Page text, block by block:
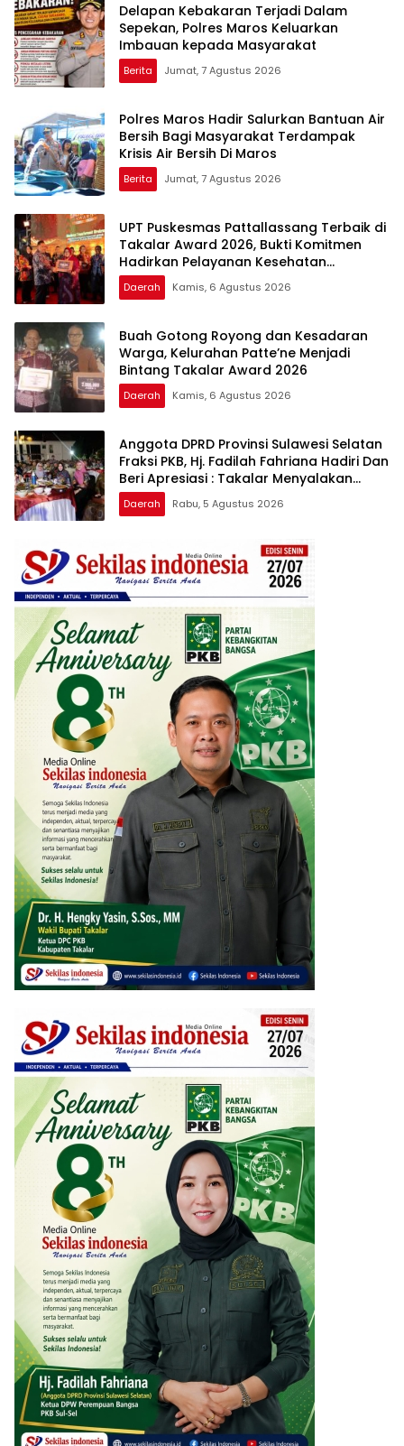
Delapan Kebakaran Terjadi Dalam
Sepekan, Polres Maros Keluarkan
Imbauan kepada Masyarakat
Berita Jumat, 7 Agustus 2026
Polres Maros Hadir Salurkan Bantuan Air
Bersih Bagi Masyarakat Terdampak
Krisis Air Bersih Di Maros
Berita Jumat, 7 Agustus 2026
UPT Puskesmas Pattallassang Terbaik di
Takalar Award 2026, Bukti Komitmen
Hadirkan Pelayanan Kesehatan
Berkualitas
Daerah Kamis, 6 Agustus 2026
Buah Gotong Royong dan Kesadaran
Warga, Kelurahan Patte’ne Menjadi
Bintang Takalar Award 2026
Daerah Kamis, 6 Agustus 2026
Anggota DPRD Provinsi Sulawesi Selatan
Fraksi PKB, Hj. Fadilah Fahriana Hadiri Dan
Beri Apresiasi : Takalar Menyalakan
Lentera Pengabdian Melalui Malam
Apresiasi dan Inovasi Award 2026
Daerah Rabu, 5 Agustus 2026